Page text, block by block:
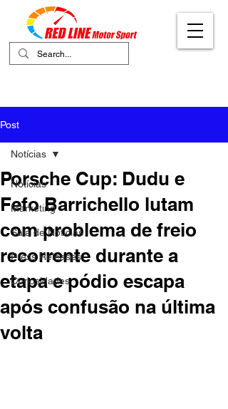
Post
Notícias
Marketing
Sala de Notícias
Press Releases
Curiosidades
Notícias
Porsche Cup: Dudu e
Fefo Barrichello lutam
com problema de freio
recorrente durante a
etapa e pódio escapa
após confusão na última
volta